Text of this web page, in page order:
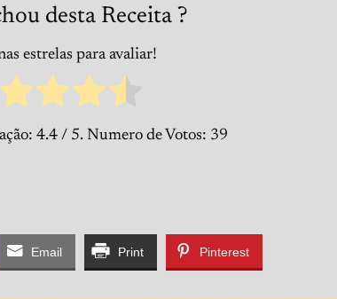
desta Receita ?
estrelas para avaliar!
4.4 / 5. Numero de Votos: 39
Email Print Pinterest